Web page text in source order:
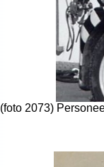
(foto 2073)